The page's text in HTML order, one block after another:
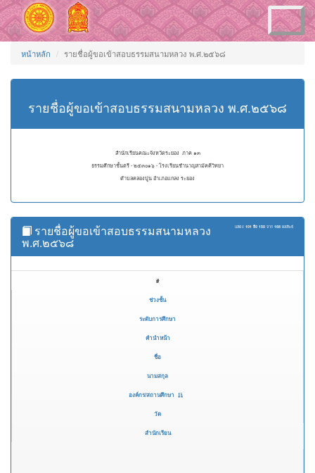
Toggle
navigation
หน้าหลัก รายชื่อผู้ขอเข้าสอบธรรมสนามหลวง พ.ศ.๒๕๖๘
รายชื่อผู้ขอเข้าสอบธรรมสนามหลวง พ.ศ.๒๕๖๘
สำนักเรียนคณะจังหวัดระยอง ภาค ๑๓
ธรรมศึกษาชั้นตรี - ๒๕๓๐๑๖ - โรงเรียนชำนาญสามัคคีวิทยา
ตำบลคลองปูน อำเภอแกลง ระยอง
แสดง 101 ถึง 150 จาก 168 ผลลัพธ์
รายชื่อผู้ขอเข้าสอบธรรมสนามหลวง
พ.ศ.๒๕๖๘
#
ช่วงชั้น
ระดับการศึกษา
คำนำหน้า
ชื่อ
นามสกุล
องค์กร/สถานศึกษา
วัด
สำนักเรียน